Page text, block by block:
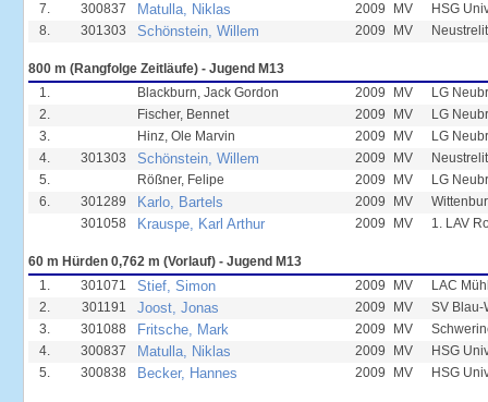
7.
300837 Matulla, Niklas 2009 MV
HSG
8.
301303 Schönstein, Willem 2009 MV
800 m (Rangfolge Zeitläufe) - Jugend M13
1.
Blackburn, Jack Gordon 2009 MV
LG
2.
Fischer, Bennet 2009 MV
LG
3.
Hinz, Ole Marvin 2009 MV
LG
4.
301303 Schönstein, Willem 2009 MV
5.
Rößner, Felipe 2009 MV
LG
6.
301289 Karlo, Bartels 2009 MV
301058
Krauspe, Karl Arthur 2009 MV 1. LAV
60 m Hürden 0,762 m (Vorlauf) - Jugend M13
1.
301071 Stief, Simon 2009 MV
LAC
2.
301191 Joost, Jonas 2009 MV
SV Blau-
3.
301088 Fritsche, Mark 2009 MV
4.
300837 Matulla, Niklas 2009 MV
HSG
5.
300838 Becker, Hannes 2009 MV HSG